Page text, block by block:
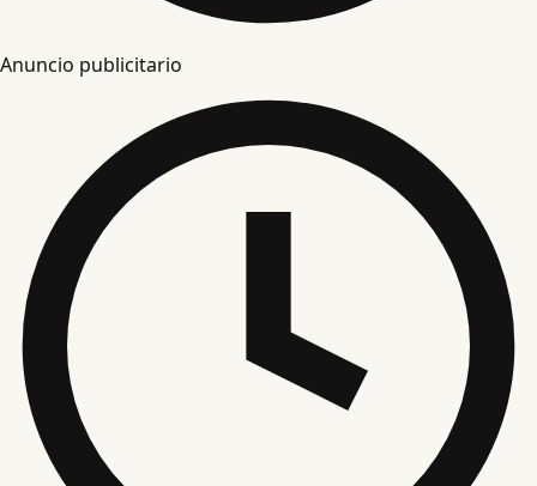
Anuncio publicitario